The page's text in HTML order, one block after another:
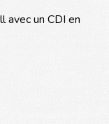
avec un CDI en